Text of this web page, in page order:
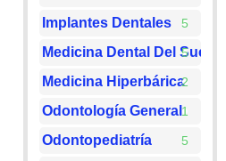
Implantes Dentales 5
Medicina Dental Del Sueño
5
Medicina Hiperbárica2
Odontología General1
Odontopediatría 5